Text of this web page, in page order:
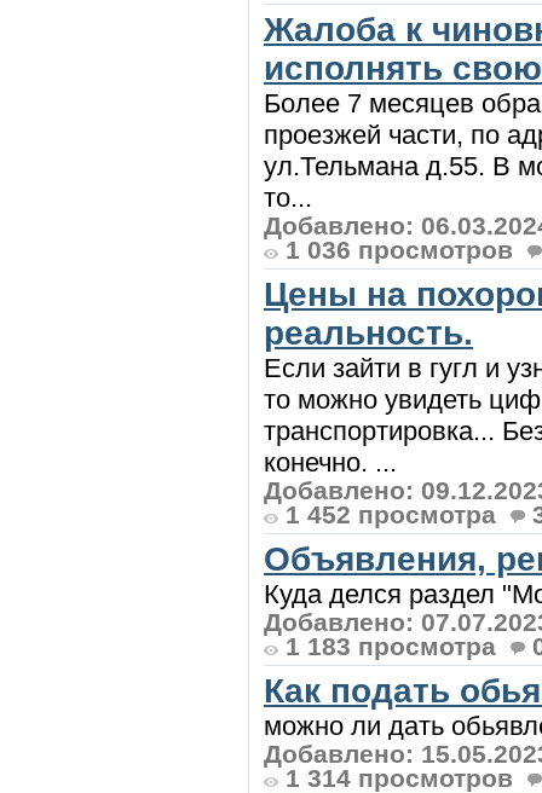
Жалоба к
исполнять
Более 7 месяцев
проезжей части, по
ул.Тельмана д.55. В
то...
Добавлено:
1 036 просмотров
Цены на
реальность.
Если зайти в гугл и
то можно увидеть
транспортировка...
конечно. ...
Добавлено:
1 452 просмотра
Объявления,
Куда делся раздел
Добавлено:
1 183 просмотра
Как подать
можно ли дать
Добавлено:
1 314 просмотров